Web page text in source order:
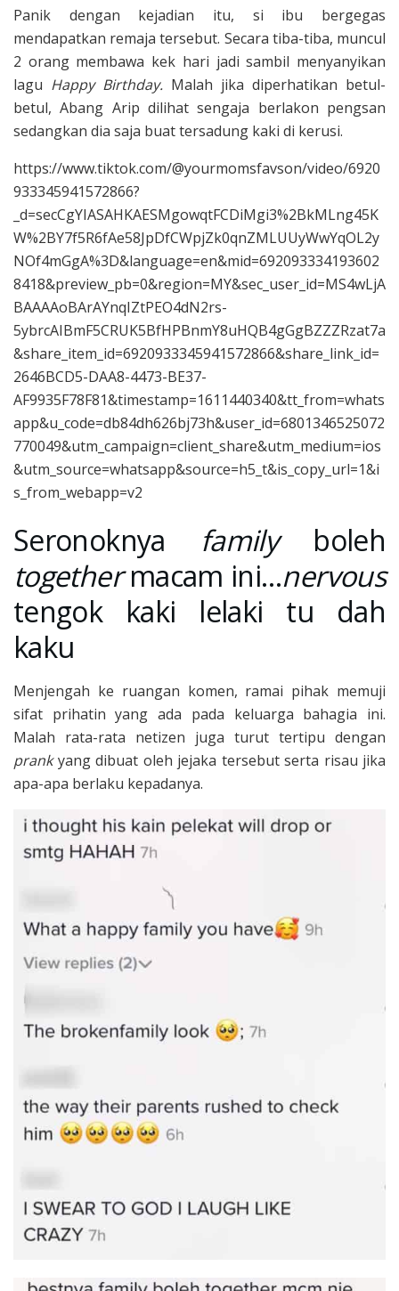
Panik dengan kejadian itu, si ibu bergegas
mendapatkan remaja tersebut. Secara tiba-tiba, muncul
2 orang membawa kek hari jadi sambil menyanyikan
lagu Happy Birthday. Malah jika diperhatikan betul-
betul, Abang Arip dilihat sengaja berlakon pengsan
sedangkan dia saja buat tersadung kaki di kerusi.
https://www.tiktok.com/@yourmomsfavson/video/6920
933345941572866?
_d=secCgYIASAHKAESMgowqtFCDiMgi3%2BkMLng45K
W%2BY7f5R6fAe58JpDfCWpjZk0qnZMLUUyWwYqOL2y
NOf4mGgA%3D&language=en&mid=692093334193602
8418&preview_pb=0&region=MY&sec_user_id=MS4wLjA
BAAAAoBArAYnqIZtPEO4dN2rs-
5ybrcAIBmF5CRUK5BfHPBnmY8uHQB4gGgBZZZRzat7a
&share_item_id=6920933345941572866&share_link_id=
2646BCD5-DAA8-4473-BE37-
AF9935F78F81&timestamp=1611440340&tt_from=whats
app&u_code=db84dh626bj73h&user_id=6801346525072
770049&utm_campaign=client_share&utm_medium=ios
&utm_source=whatsapp&source=h5_t&is_copy_url=1&i
s_from_webapp=v2
Seronoknya familyboleh
togethermacam ini…nervous
tengok kaki lelaki tu dah
kaku
Menjengah ke ruangan komen, ramai pihak memuji
sifat prihatin yang ada pada keluarga bahagia ini.
Malah rata-rata netizen juga turut tertipu dengan
prankyang dibuat oleh jejaka tersebut serta risau jika
apa-apa berlaku kepadanya.